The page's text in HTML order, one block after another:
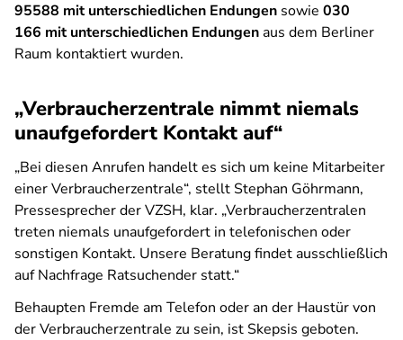
95588 mit unterschiedlichen Endungen sowie 030
166 mit unterschiedlichen Endungenaus dem Berliner
Raum kontaktiert wurden.
„Verbraucherzentrale nimmt niemals
unaufgefordert Kontakt auf“
„Bei diesen Anrufen handelt es sich um keine Mitarbeiter
einer Verbraucherzentrale“, stellt Stephan Göhrmann,
Pressesprecher der VZSH, klar. „Verbraucherzentralen
treten niemals unaufgefordert in telefonischen oder
sonstigen Kontakt. Unsere Beratung findet ausschließlich
auf Nachfrage Ratsuchender statt.“
Behaupten Fremde am Telefon oder an der Haustür von
der Verbraucherzentrale zu sein, ist Skepsis geboten.